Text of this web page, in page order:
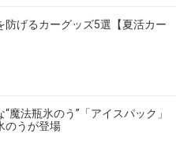
防げるカーグッズ5選【夏活カー
魔法瓶氷のう”「アイスパック」
のうが登場